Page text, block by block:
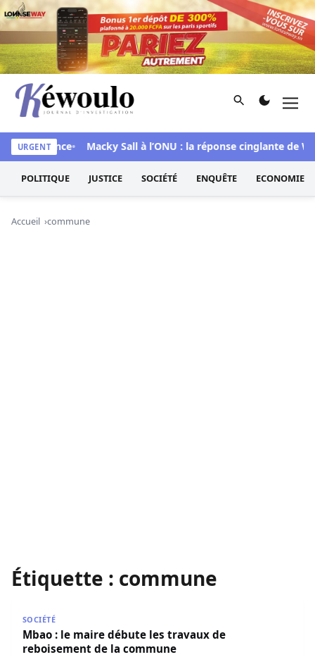
Aller au contenu
Kéwoulo, le premier site d'information et d'investigation
Rechercher
URGENT Macky Sall à l’ONU : la réponse cinglante de
POLITIQUE JUSTICE SOCIÉTÉ ENQUÊTE ECONOMIE
Accueil commune
Étiquette : commune
SOCIÉTÉ
Mbao : le maire débute les travaux de
reboisement de la commune